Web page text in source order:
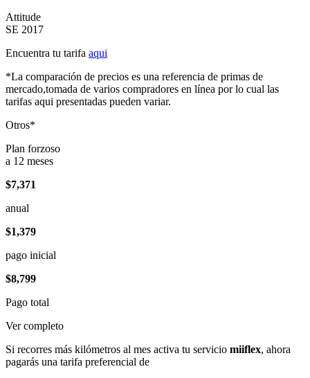
Attitude
SE 2017
Encuentra tu tarifa aqui
*La comparación de precios es una referencia de primas de
mercado,tomada de varios compradores en línea por lo cual las
tarifas aqui presentadas pueden variar.
Otros*
Plan forzoso
a 12 meses
$7,371
anual
$1,379
pago inicial
$8,799
Pago total
Ver completo
Si recorres más kilómetros al mes activa tu servicio miiflex, ahora
pagarás una tarifa preferencial de